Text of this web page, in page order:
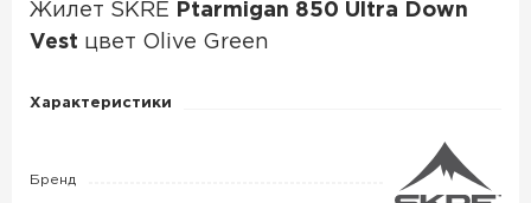
Жилет SKRE
Ptarmigan 850 Ultra Down
Vest цвет Olive Green
Жилет
850
Характеристики
Бренд